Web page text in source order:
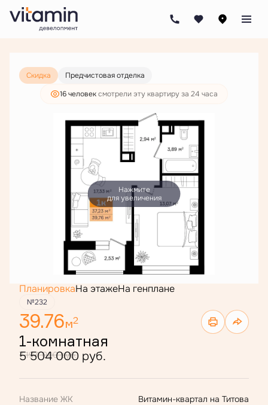
1-комнатная 7 194 000 руб.
5 504 000 руб.
Скидка
Предчистовая отделка
16 человексмотрели эту квартиру за 24 часа
Нажмите
для увеличения
ПланировкаНа этажеНа генплане
№232
39.76м2
1-комнатная
7 194 000 руб.
5 504 000 руб.
Название ЖК
Витамин-квартал на Титова